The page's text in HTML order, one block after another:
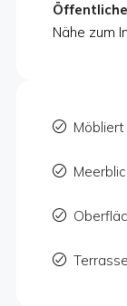
Nähe zum
Möbliert
Terrasse